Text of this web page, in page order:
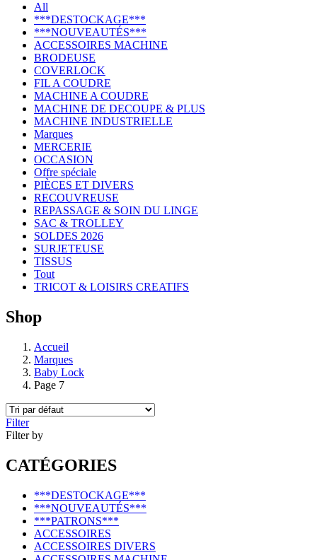
All
***DESTOCKAGE***
***NOUVEAUTÉS***
ACCESSOIRES MACHINE
BRODEUSE
COVERLOCK
FIL A COUDRE
MACHINE A COUDRE
MACHINE DE DECOUPE & PLUS
MACHINE INDUSTRIELLE
Marques
MERCERIE
OCCASION
Offre spéciale
PIÈCES ET DIVERS
RECOUVREUSE
REPASSAGE & SOIN DU LINGE
SAC & TROLLEY
SOLDES 2026
SURJETEUSE
TISSUS
Tout
TRICOT & LOISIRS CREATIFS
Shop
Accueil
Marques
Baby Lock
Page 7
Filter
Filter by
CATÉGORIES
***DESTOCKAGE***
***NOUVEAUTÉS***
***PATRONS***
ACCESSOIRES
ACCESSOIRES DIVERS